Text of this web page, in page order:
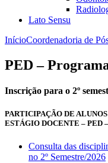
Lato Sensu
InícioCoordenadoria de
PED –
Inscrição para o 2º
PARTICIPAÇÃO DE
ESTÁGIO DOCENTE – PED
Consulta das
no 2º Semestre/2026